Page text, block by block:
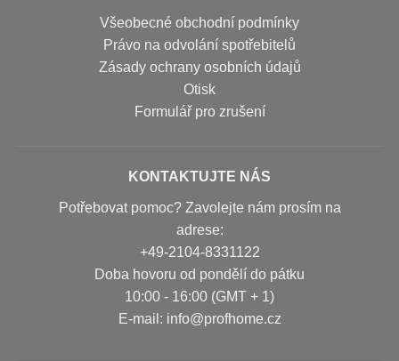
Všeobecné obchodní podmínky
Právo na odvolání spotřebitelů
Zásady ochrany osobních údajů
Otisk
Formulář pro zrušení
KONTAKTUJTE NÁS
Potřebovat pomoc? Zavolejte nám prosím na
adrese:
+49-2104-8331122
Doba hovoru od pondělí do pátku
10:00 - 16:00 (GMT + 1)
Е-mail: info@profhome.cz